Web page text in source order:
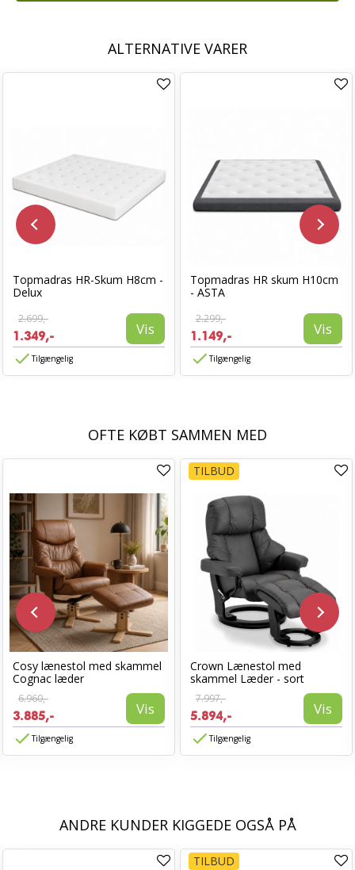
ALTERNATIVE VARER
Topmadras HR-Skum H8cm -
Delux
2.699,-
1.349,- Vis
Tilgængelig
Topmadras HR skum H10cm
- ASTA
2.299,-
1.149,- Vis
Tilgængelig
OFTE KØBT SAMMEN MED
Cosy lænestol med skammel
Cognac læder
6.960,-
3.885,- Vis
Tilgængelig
TILBUD
Crown Lænestol med
skammel Læder - sort
7.997,-
5.894,- Vis
Tilgængelig
ANDRE KUNDER KIGGEDE OGSÅ PÅ
TILBUD